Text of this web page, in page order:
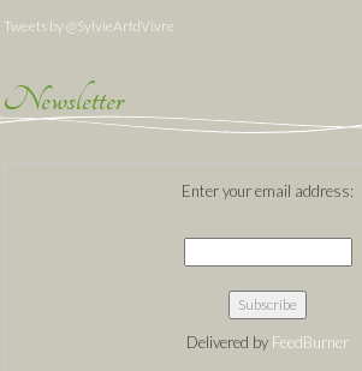
Tweets by @SylvieArtdVivre
Newsletter
Enter your email address:
Delivered by FeedBurner